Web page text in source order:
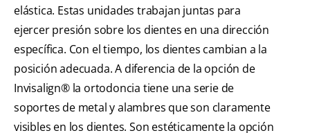
elástica. Estas unidades trabajan juntas para
ejercer presión sobre los dientes en una dirección
específica. Con el tiempo, los dientes cambian a la
posición adecuada. A diferencia de la opción de
Invisalign® la ortodoncia tiene una serie de
soportes de metal y alambres que son claramente
visibles en los dientes. Son estéticamente la opción